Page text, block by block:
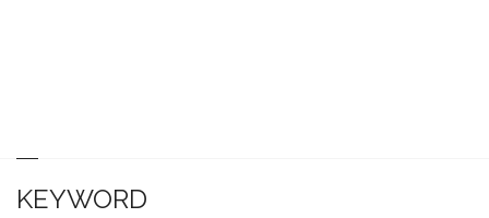
KEYWORD